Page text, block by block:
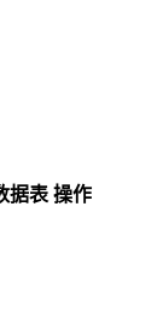
据表 操作